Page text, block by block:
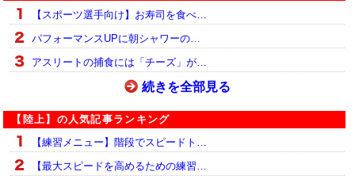
【スポーツ選手向け】お寿司を食べ…
パフォーマンスUPに朝シャワーの…
アスリートの捕食には「チーズ」が…
続きを全部見る
【陸上】の人気記事ランキング
【練習メニュー】階段でスピードト…
【最大スピードを高めるための練習…